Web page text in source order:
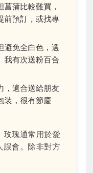
菖蒲比較難買，
前預訂，或找專
避免全白色，選
我有次送粉百合
，適合送給朋友
装，很有節慶
玫瑰通常用於愛
誤會。除非對方